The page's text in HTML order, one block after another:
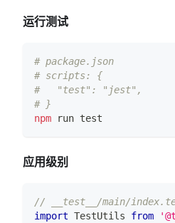
运行测试
# package.json
# scripts: {
#   "test": "jest",
# }
npm run test
应用级别
// __test__/main/
import TestUtils from